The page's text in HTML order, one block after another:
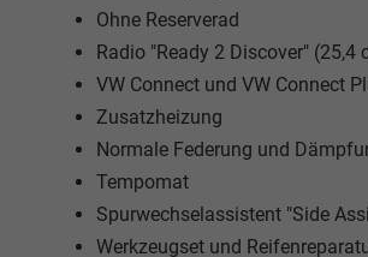
Ohne Reserverad
Radio "Ready 2 Discover" (25,4
VW Connect und VW Connect
Zusatzheizung
Normale Federung und
Tempomat
Spurwechselassistent "Side
Werkzeugset und